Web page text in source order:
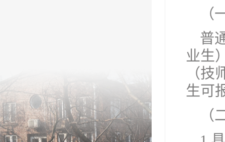
（
普
业生
（
生可
（